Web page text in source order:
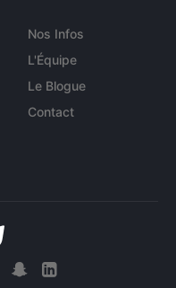
Nos Infos
L'Équipe
Le Blogue
Contact